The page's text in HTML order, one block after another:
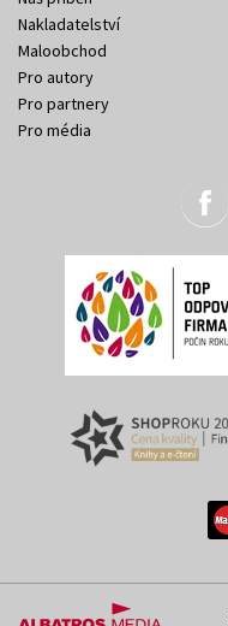
Nakladatelství
Maloobchod
Pro autory
Pro partnery
Pro média